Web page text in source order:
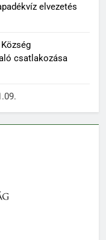
elvezetés
Község
csatlakozása